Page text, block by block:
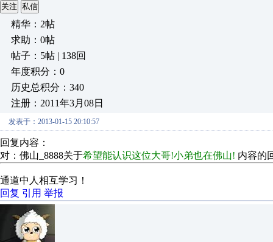
关注 私信
精华：2帖
求助：0帖
帖子：5帖 | 138回
年度积分：0
历史总积分：340
注册：2011年3月08日
发表于：2013-01-15 20:10:57
回复内容：
对：佛山_8888关于希望能认识这位大哥!小弟也在佛山! 内容的
通道中人相互学习！
回复 引用 举报